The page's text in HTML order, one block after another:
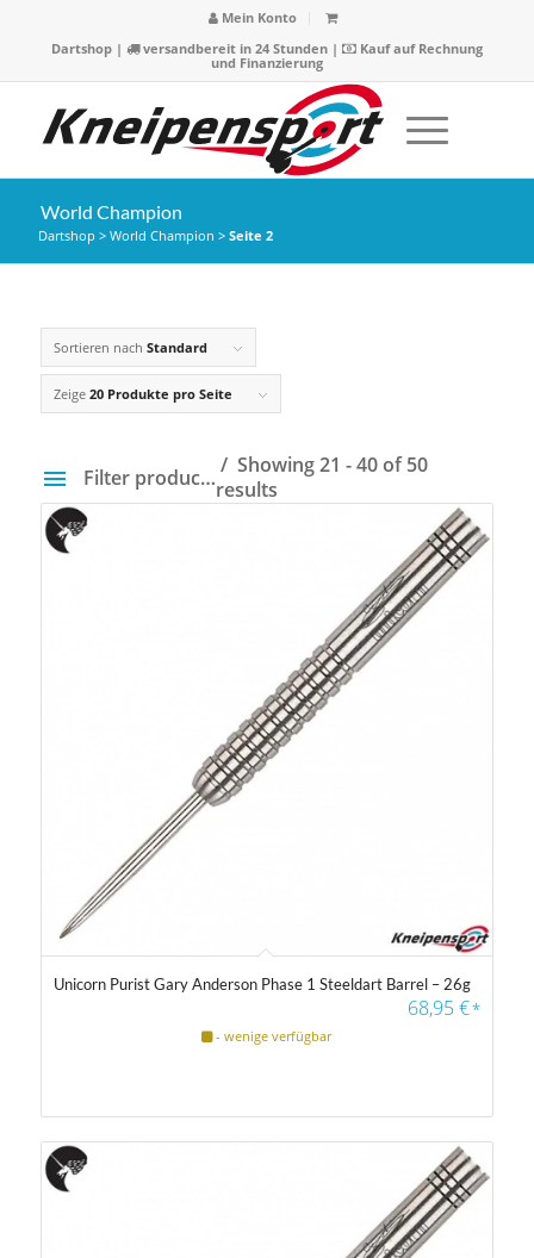
Mein Konto
Dartshop| versandbereit in 24 Stunden |
Kauf auf Rechnung
und Finanzierung
World Champion
Dartshop > World Champion > Seite 2
Sortieren nach Standard
Zeige 20 Produkte pro Seite
Filter products
Showing 21 - 40 of 50
results
Preis
4 € 149 €
113
Unicorn Purist Gary Anderson Phase 1 Steeldart Barrel – 26g
68,95€*
- wenige verfügbar